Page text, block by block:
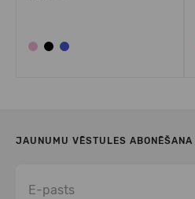
JAUNUMU VĒSTULES ABONĒŠANA